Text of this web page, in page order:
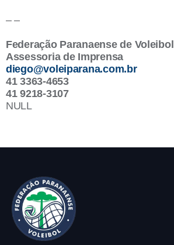
– –
Federação Paranaense de Voleibol
Assessoria de Imprensa
diego@voleiparana.com.br
41 3363-4653
41 9218-3107
NULL